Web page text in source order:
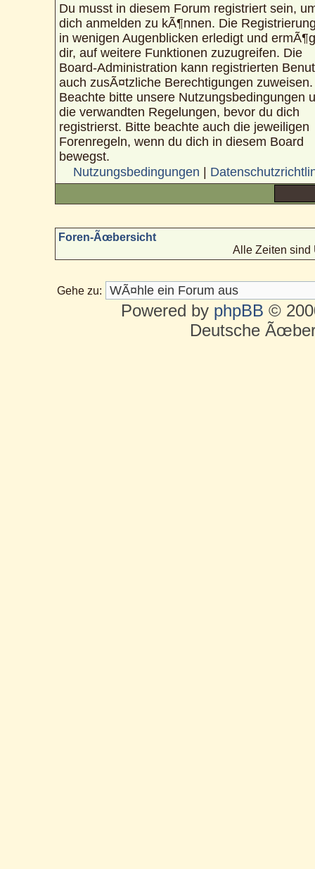
Du musst in diesem Forum registriert sein,
dich anmelden zu kÃ¶nnen. Die
in wenigen Augenblicken erledigt und
dir, auf weitere Funktionen zuzugreifen. Die
Board-Administration kann registrierten
auch zusÃ¤tzliche Berechtigungen zuweisen.
Beachte bitte unsere Nutzungsbedingungen
die verwandten Regelungen, bevor du dich
registrierst. Bitte beachte auch die jeweiligen
Forenregeln, wenn du dich in diesem Board
bewegst.
Nutzungsbedingungen |
Foren-Ãœbersicht
Alle Zeiten sind
Gehe zu:
Powered by phpBB ©
Deutsche